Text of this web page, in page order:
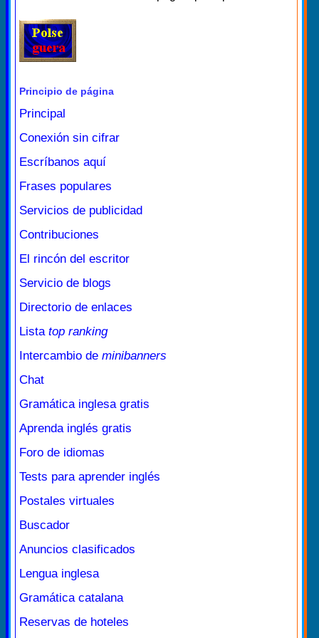
Principio de página
Principal
Conexión sin cifrar
Escríbanos aquí
Frases populares
Servicios de publicidad
Contribuciones
El rincón del escritor
Servicio de blogs
Directorio de enlaces
Lista top ranking
Intercambio de minibanners
Chat
Gramática inglesa gratis
Aprenda inglés gratis
Foro de idiomas
Tests para aprender inglés
Postales virtuales
Buscador
Anuncios clasificados
Lengua inglesa
Gramática catalana
Reservas de hoteles